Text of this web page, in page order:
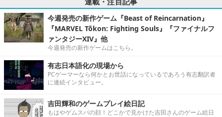
今週発売の新作ゲーム『Beast of Reincarnation』
『MARVEL Tōkon: Fighting Souls』『ファイナルフ
ァンタジーXIV』他
今週発売の新作ゲームはこちら。
有志日本語化の現場から
PCゲーマーなら何かとお世話になっているであろう有志翻訳者
に連続インタビュー。
吉田輝和のゲームプレイ絵日記
もはやゲムスパの顔！どこかで見かけた吉田さんのゲーム絵日